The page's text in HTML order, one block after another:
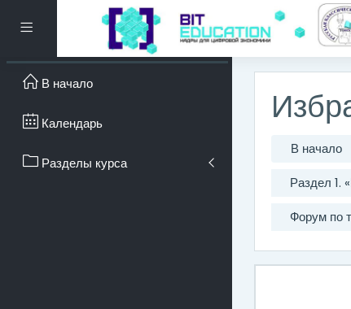
Боковая панель
Перейти к
В начало
Раздел 1.
Форум по
В начало
Календарь
Разделы курса